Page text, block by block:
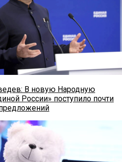
В новую Народную
России» поступило почти